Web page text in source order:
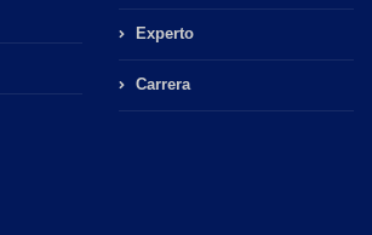
Experto
Carrera